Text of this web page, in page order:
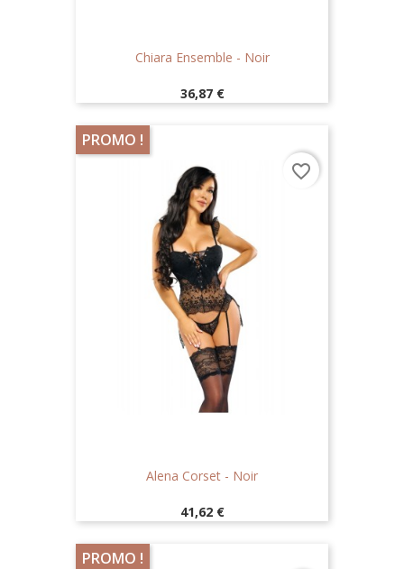
Chiara Ensemble - Noir
Prix
36,87 €
PROMO !
Alena Corset - Noir
Prix
41,62 €
favorite_border
PROMO !